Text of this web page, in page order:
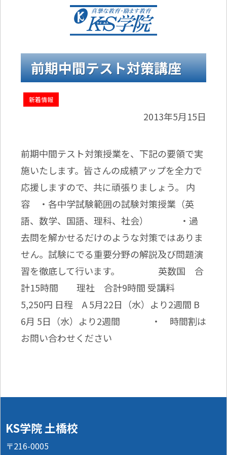
前期中間テスト対策講座
新着情報
2013年5月15日
前期中間テスト対策授業を、下記の要領で実
施いたします。皆さんの成績アップを全力で
応援しますので、共に頑張りましょう。 内
容 ・各中学試験範囲の試験対策授業（英
語、数学、国語、理科、社会） ・過
去問を解かせるだけのような対策ではありま
せん。試験にでる重要分野の解説及び問題演
習を徹底して行います。 英数国 合
計15時間 理社 合計9時間 受講料
5,250円 日程 A 5月22日（水）より2週間 B
6月 5日（水）より2週間 ・ 時間割は
お問い合わせください
KS学院 土橋校
〒216-0005